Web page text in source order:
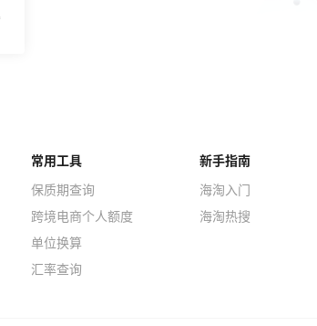
常用工具
保质期查询
跨境电商个人额度
单位换算
汇率查询
新手指南
海淘入门
海淘热搜